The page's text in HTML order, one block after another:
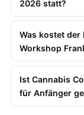
2026 statt?
Was kostet der
Workshop
Ist Cannabis
für Anfänger